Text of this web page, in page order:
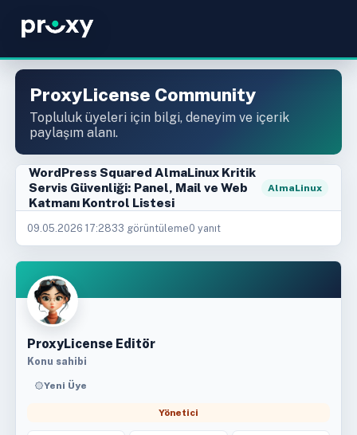
ProxyLicense Community
Topluluk üyeleri için bilgi, deneyim ve içerik
paylaşım alanı.
WordPress Squared AlmaLinux Kritik
Servis Güvenliği: Panel, Mail ve Web
Katmanı Kontrol Listesi
AlmaLinux
09.05.2026 17:2833 görüntüleme0 yanıt
ProxyLicense Editör
Konu sahibi
Yeni Üye
Yönetici